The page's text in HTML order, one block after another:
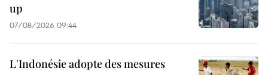
up
07/08/2026 09:44
L'Indonésie adopte des mesures